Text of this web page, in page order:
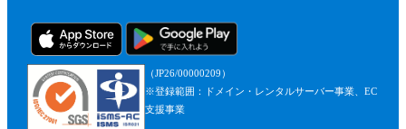
（JP26/00000209）
※登録範囲：ドメイン・レンタルサーバー事業、EC
支援事業